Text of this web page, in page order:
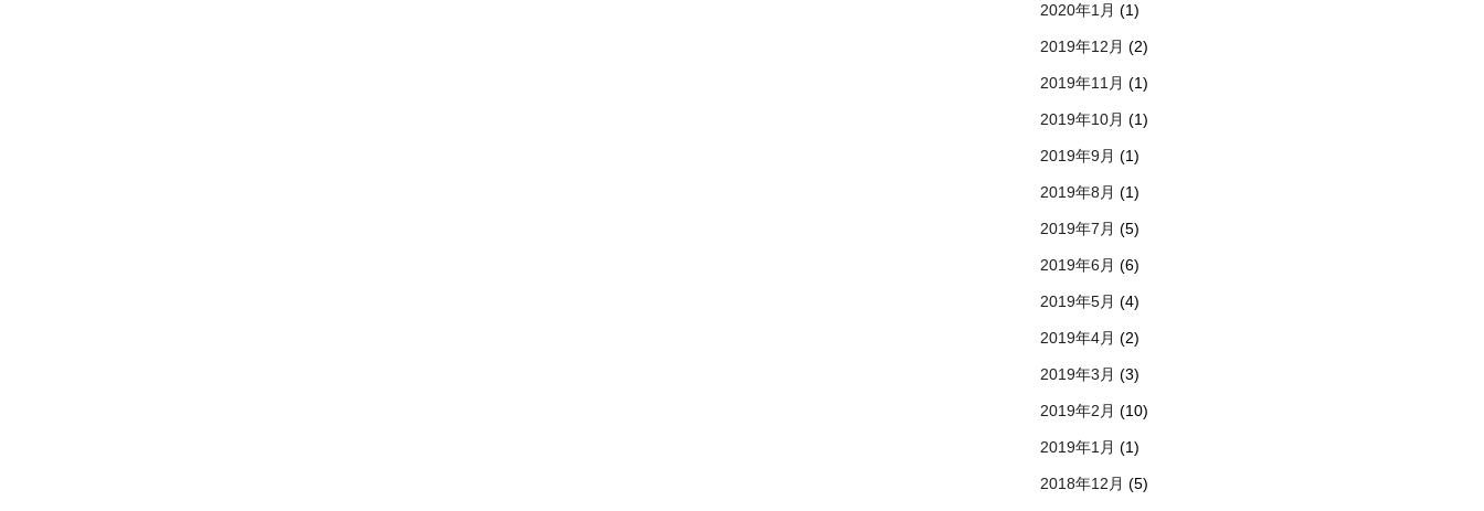
2020年1月 (1)
2019年12月 (2)
2019年11月 (1)
2019年10月 (1)
2019年9月 (1)
2019年8月 (1)
2019年7月 (5)
2019年6月 (6)
2019年5月 (4)
2019年4月 (2)
2019年3月 (3)
2019年2月 (10)
2019年1月 (1)
2018年12月 (5)